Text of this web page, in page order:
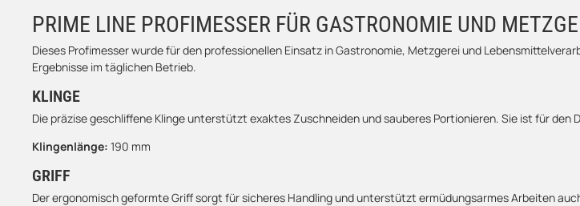
PRIME LINE PROFIMESSER FÜR GASTRONOMIE UND
Dieses Profimesser wurde für den professionellen Einsatz in Gastronomie, Metzgerei und
Ergebnisse im täglichen Betrieb.
KLINGE
Die präzise geschliffene Klinge unterstützt exaktes Zuschneiden und sauberes Portionieren. Sie ist für den
Klingenlänge: 190 mm
GRIFF
Der ergonomisch geformte Griff sorgt für sicheres Handling und unterstützt ermüdungsarmes Arbeiten